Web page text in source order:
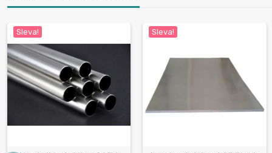
Sleva! Sleva!